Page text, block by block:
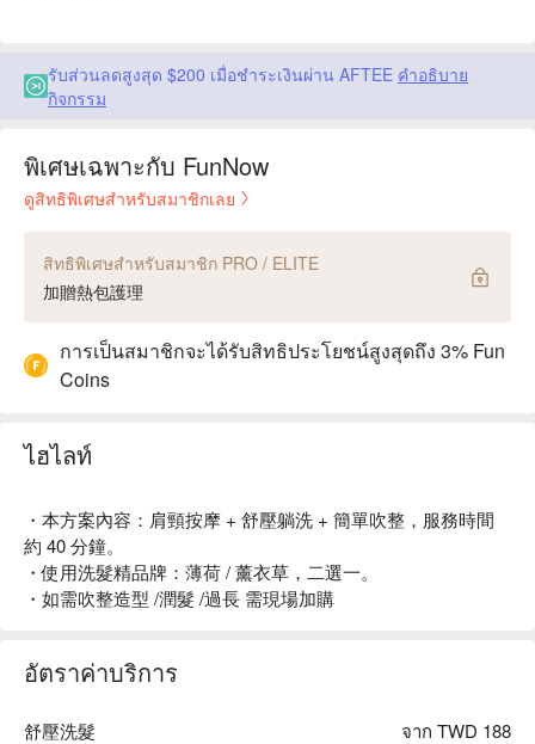
รับส่วนลดสูงสุด $200 เมื่อชำระเงินผ่าน AFTEE คำอธิบาย
กิจกรรม
พิเศษเฉพาะกับ FunNow
ดูสิทธิพิเศษสำหรับสมาชิกเลย
สิทธิพิเศษสำหรับสมาชิก PRO / ELITE
加贈熱包護理
การเป็นสมาชิกจะได้รับสิทธิประโยชน์สูงสุดถึง 3% Fun
Coins
ไฮไลท์
・本方案內容：肩頸按摩 + 舒壓躺洗 + 簡單吹整，服務時間
約 40 分鐘。
・使用洗髮精品牌：薄荷 / 薰衣草，二選一。
・如需吹整造型 /潤髮 /過長 需現場加購
อัตราค่าบริการ
舒壓洗髮 จาก TWD 188